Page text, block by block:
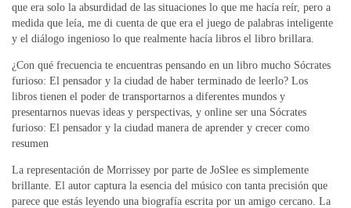
que era solo la absurdidad de las situaciones lo que me hacía reír, pero a
medida que leía, me di cuenta de que era el juego de palabras inteligente
y el diálogo ingenioso lo que realmente hacía libros el libro brillara.
¿Con qué frecuencia te encuentras pensando en un libro mucho Sócrates
furioso: El pensador y la ciudad de haber terminado de leerlo? Los
libros tienen el poder de transportarnos a diferentes mundos y
presentarnos nuevas ideas y perspectivas, y online ser una Sócrates
furioso: El pensador y la ciudad manera de aprender y crecer como
resumen
La representación de Morrissey por parte de JoSlee es simplemente
brillante. El autor captura la esencia del músico con tanta precisión que
parece que estás leyendo una biografía escrita por un amigo cercano. La